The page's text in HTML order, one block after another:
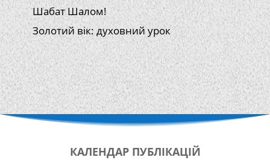
Шабат Шалом!
Золотий вік: духовний урок
КАЛЕНДАР ПУБЛІКАЦІЙ